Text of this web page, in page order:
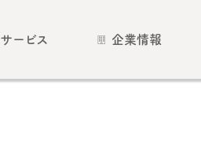
サービス 企業情報